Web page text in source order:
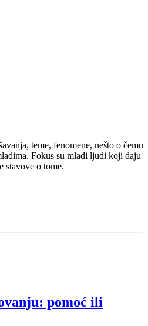
teme, fenomene, nešto o čemu
Fokus su mladi ljudi koji daju
stavove o tome.
pomoć ili